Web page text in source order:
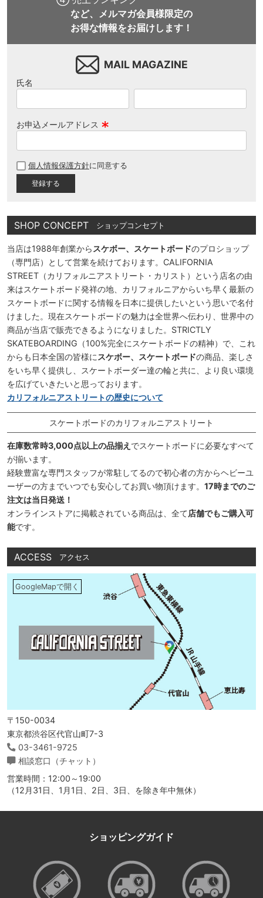
など、メルマガ会員様限定の
お得な情報をお届けします！
MAIL MAGAZINE
氏名
お申込メールアドレス
須
個人情報保護方針に同意する
SHOP CONCEPT ショップコンセプト
当店は1988年創業から スケボー、スケートボードのプロショップ
（専門店）として営業を続けております。CALIFORNIA
STREET（カリフォルニアストリート・カリスト）という店名の由
来はスケートボード発祥の地、カリフォルニアからいち早く最新の
スケートボードに関する情報を日本に提供したいという思いで名付
けました。現在スケートボードの魅力は全世界へ伝わり、世界中の
商品が当店で販売できるようになりました。STRICTLY
SKATEBOARDING（100%完全にスケートボードの精神）で、これ
からも日本全国の皆様に スケボー、スケートボードの商品、楽しさ
をいち早く提供し、スケートボーダー達の輪と共に、より良い環境
を広げていきたいと思っております。
カリフォルニアストリートの歴史について
スケートボードのカリフォルニアストリート
在庫数常時3,000点以上の品揃え でスケートボードに必要なすべて
が揃います。
経験豊富な専門スタッフが常駐してるので初心者の方からヘビーユ
ーザーの方までいつでも安心してお買い物頂けます。 17時までのご
注文は当日発送！
オンラインストアに掲載されている商品は、全て店舗でもご購入可
能です。
ACCESS アクセス
GoogleMapで開く
〒150-0034
東京都渋谷区代官山町7-3
03-3461-9725
相談窓口（チャット）
営業時間：12:00～19:00
（12月31日、1月1日、2日、3日、を除き年中無休）
ショッピングガイド